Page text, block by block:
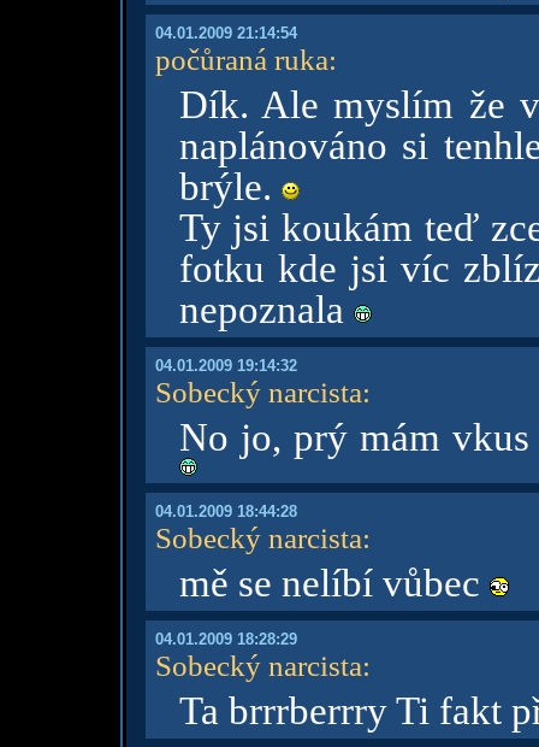
04.01.2009 21:14:54
počůraná ruka:
Dík. Ale myslím že
naplánováno si
brýle.
Ty jsi koukám teď
fotku kde jsi víc
nepoznala
04.01.2009 19:14:32
Sobecký narcista:
No jo, prý mám
04.01.2009 18:44:28
Sobecký narcista:
mě se nelíbí vůbec
04.01.2009 18:28:29
Sobecký narcista:
Ta brrrberrry Ti fakt